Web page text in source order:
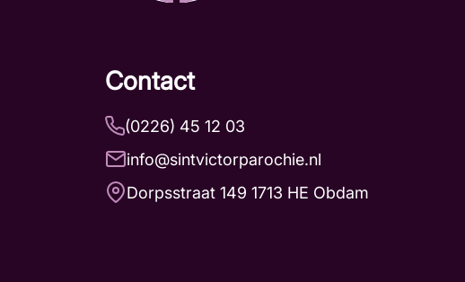
Contact
(0226) 45 12 03
info@sintvictorparochie.nl
Dorpsstraat 149 1713 HE Obdam